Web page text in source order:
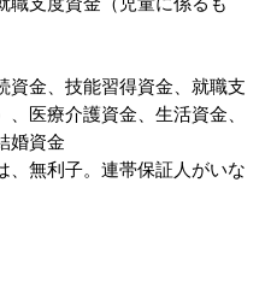
資金、技能習得資金、就職支
、医療介護資金、生活資金、
婚資金
、無利子。連帯保証人がいな